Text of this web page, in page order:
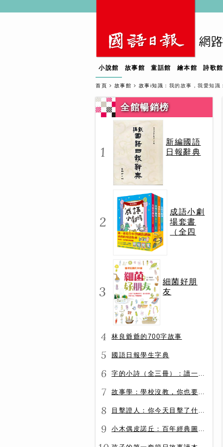
小說館 故事館 童話館 繪本館 詩歌館
首頁 故事館 故事i知識 ：我的故事，我愛知識
全館暢銷榜
1
新編國語
日報辭典
2
成語小劇
場套書
（全四
3
細菌好朋
友
4 林良爺爺的700字故事
5 國語日報學生字典
6 字的小詩（全三冊）：讀一首詩，交一個字朋友（字字小宇宙+字字看心情+字字有意思）
7 故事學：學校沒教，你也要會的表達力
8 目擊證人：你今天目擊了什麼？
9 小木偶皮諾丘：百年經典圖文全譯版